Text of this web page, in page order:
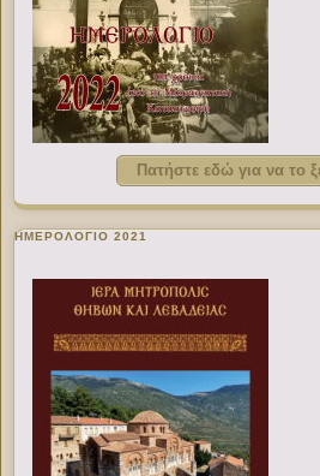
Πατήστε εδώ για να το
ΗΜΕΡΟΛΟΓΙΟ 2021